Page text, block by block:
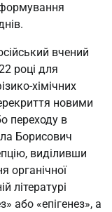
вчений
році для
хімічних
новими
переходу в
Борисович
виділивши
органічної
літературі
або «епігенез», а